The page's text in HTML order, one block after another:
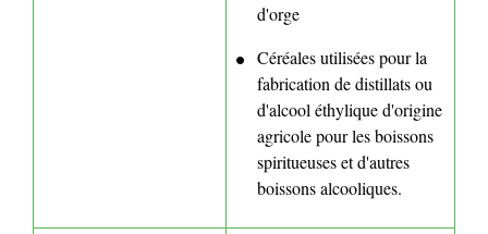
d'orge
Céréales utilisées pour la
fabrication de distillats ou
d'alcool éthylique d'origine
agricole pour les boissons
spiritueuses et d'autres
boissons alcooliques.